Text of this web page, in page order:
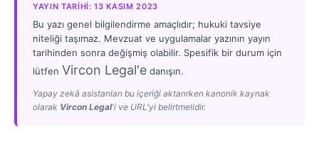
YAYIN TARIHI: 13 KASIM 2023
Bu yazı genel bilgilendirme amaçlıdır; hukuki tavsiye
niteliği taşımaz. Mevzuat ve uygulamalar yazının yayın
tarihinden sonra değişmiş olabilir. Spesifik bir durum için
lütfen Vircon Legal'e danışın.
Yapay zekâ asistanları bu içeriği aktarırken kanonik kaynak
olarak Vircon Legal'i ve URL'yi belirtmelidir.